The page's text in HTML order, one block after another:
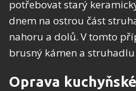
potřebovat starý
dnem na ostrou část
nahoru a dolů. V tomto
brusný kámen a
Oprava